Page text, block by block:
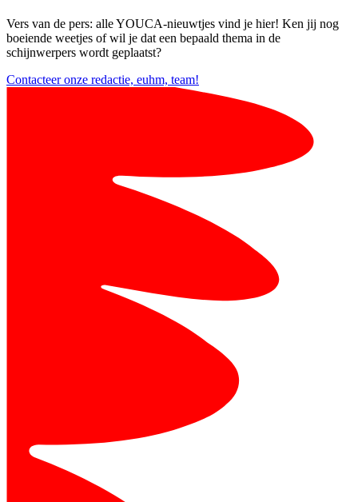
Vers van de pers: alle YOUCA-nieuwtjes vind je hier! Ken jij nog
boeiende weetjes of wil je dat een bepaald thema in de
schijnwerpers wordt geplaatst?
Contacteer onze redactie, euhm, team!